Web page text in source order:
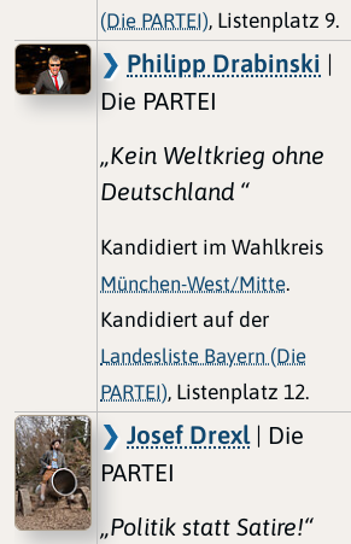
(Die PARTEI), Listenplatz 9.
Philipp Drabinski |
Die PARTEI
„Kein Weltkrieg ohne
Deutschland “
Kandidiert im Wahlkreis
München-West/Mitte.
Kandidiert auf der
Landesliste Bayern (Die
PARTEI), Listenplatz 12.
Josef Drexl| Die
PARTEI
„Politik statt Satire!“